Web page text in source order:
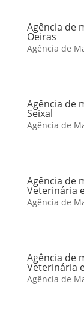
Agência de
Oeiras
Agência de
Agência de
Seixal
Agência de
Agência de
Veterinária
Agência de
Agência de
Veterinária
Agência de